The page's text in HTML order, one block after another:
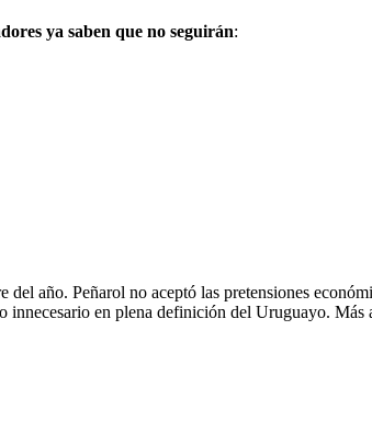
ya saben que no seguirán:
del año. Peñarol no aceptó las pretensiones
innecesario en plena definición del Uruguayo. Más